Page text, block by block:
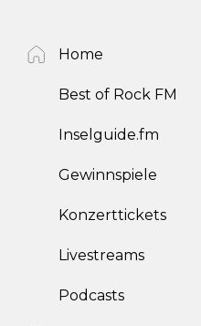
Home
Best of Rock FM
Inselguide.fm
Gewinnspiele
Konzerttickets
Livestreams
Podcasts